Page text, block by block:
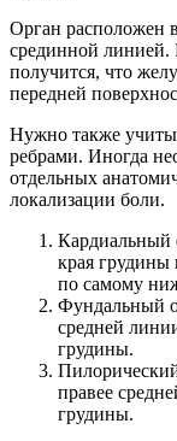
Орган расположен
срединной линией.
получится, что
передней
Нужно также
ребрами. Иногда
отдельных
локализации боли.
Кардиальный
края грудины
по самому
Фундальный
средней
грудины.
правее
грудины.